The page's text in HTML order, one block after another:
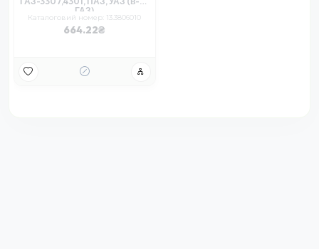
ГАЗ)
Каталоговий номер: 13.3806010
664.22